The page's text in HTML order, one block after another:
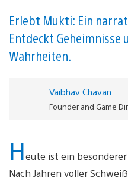
Erlebt Mukti: Ein
Entdeckt
Wahrheiten.
Vaibhav Chavan
Founder and Game
Heute ist ein besonderer
Nach Jahren voller